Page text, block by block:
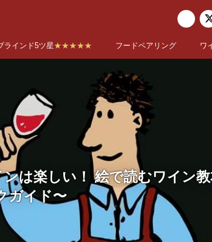
ラインド5ツ星★★★★★ フードペアリング ワ
は楽しい！ 絵で読むワイン
ガイド〜